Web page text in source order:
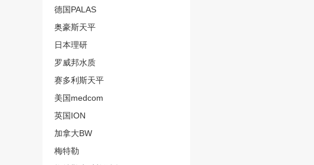
德国PALAS
奥豪斯天平
日本理研
罗威邦水质
赛多利斯天平
美国medcom
英国ION
加拿大BW
梅特勒